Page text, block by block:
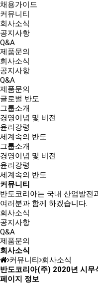
채용가이드
커뮤니티
회사소식
공지사항
Q&A
제품문의
회사소식
공지사항
Q&A
제품문의
글로벌 반도
그룹소개
경영이념 및 비전
윤리강령
세계속의 반도
그룹소개
경영이념 및 비전
윤리강령
세계속의 반도
커뮤니티
반도코리아는 국내 산업발전
여러분과 함께 하겠습니다.
회사소식
공지사항
Q&A
제품문의
회사소식
커뮤니티 회사소식
반도코리아(주) 2020년 시무
페이지 정보